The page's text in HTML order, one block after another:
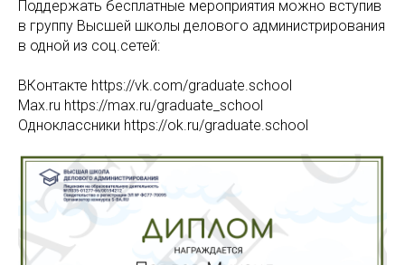
Поддержать бесплатные мероприятия можно вступив
в группу Высшей школы делового администрирования
в одной из соц.сетей:
ВКонтакте https://vk.com/graduate.school
Max.ru https://max.ru/graduate_school
Одноклассники https://ok.ru/graduate.school